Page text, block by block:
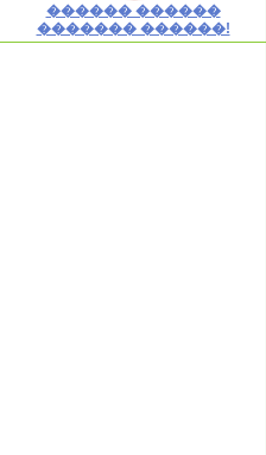
������ ������
������� ������!